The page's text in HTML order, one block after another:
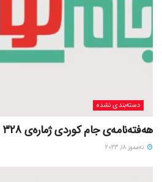
دسته‌بندی نشده
هەفتەنامەی جام کوردی ژمارەی 328
ته‌مموز 18, 2023